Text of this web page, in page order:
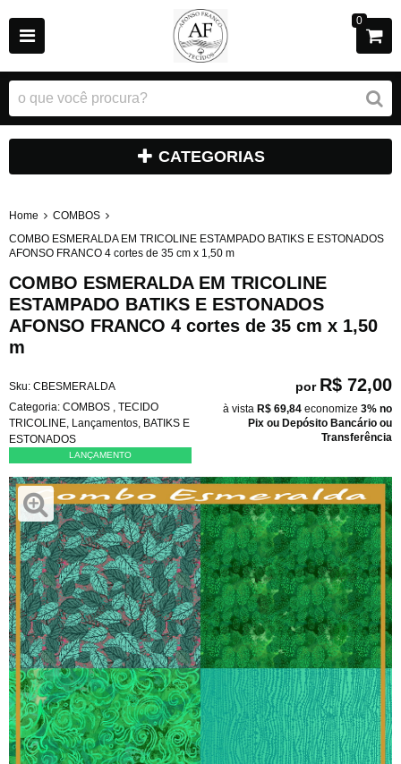
0
CATEGORIAS
Home
COMBOS
COMBO ESMERALDA EM TRICOLINE ESTAMPADO BATIKS E ESTONADOS
AFONSO FRANCO 4 cortes de 35 cm x 1,50 m
COMBO ESMERALDA EM TRICOLINE
ESTAMPADO BATIKS E ESTONADOS
AFONSO FRANCO 4 cortes de 35 cm x 1,50
m
Sku: CBESMERALDA
Categoria: COMBOS
TECIDO
TRICOLINE Lançamentos BATIKS E
ESTONADOS
LANÇAMENTO
por R$ 72,00
à vista R$ 69,84 economize 3% no
Pix ou Depósito Bancário ou
Transferência